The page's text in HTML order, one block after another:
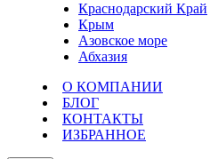
Краснодарский Край
Крым
Азовское море
Абхазия
О КОМПАНИИ
БЛОГ
КОНТАКТЫ
ИЗБРАННОЕ